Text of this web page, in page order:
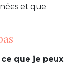
et que
que je peux